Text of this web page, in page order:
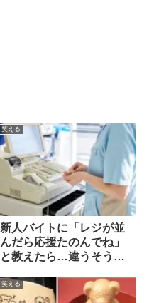
笑える
新人バイトに「レジが並
んだら応援たのんでね」
と教えたら…違うそうじ
笑える